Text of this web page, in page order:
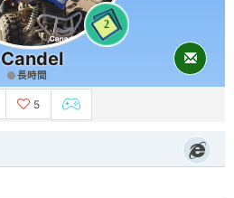
2
Candel
長時間
5